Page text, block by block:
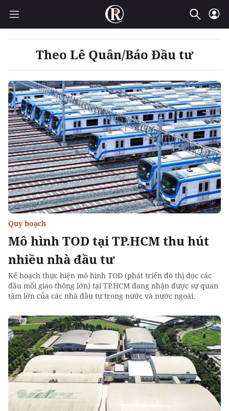
Theo Lê Quân/Báo Đầu tư
Mô hình TOD tại TP.HCM thu hút
nhiều nhà đầu tư
Quy hoạch
Kế hoạch thực hiện mô hình TOD (phát triển đô thị dọc các
đầu mối giao thông lớn) tại TP.HCM đang nhận được sự quan
tâm lớn của các nhà đầu tư trong nước và nước ngoài.